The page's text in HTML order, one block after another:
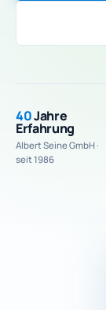
40Jahre
Erfahrung
Albert Seine GmbH ·
seit 1986